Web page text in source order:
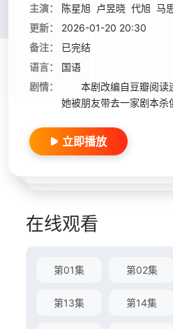
主演：
陈星旭 卢昱晓 代旭 马
更新：
2026-01-20 20:30
备注：
已完结
语言：
国语
剧情：
本剧改编自豆瓣阅读连
她被朋友带去一家剧本
立即播放
在线观看
第01集 第02集
第13集 第14集